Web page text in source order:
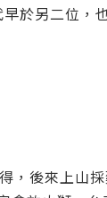
於另二位，
，後來上山